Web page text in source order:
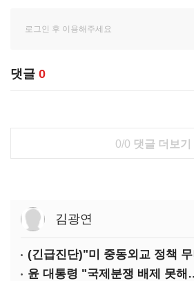
댓글 0
0/0 댓글 더보기
김광연